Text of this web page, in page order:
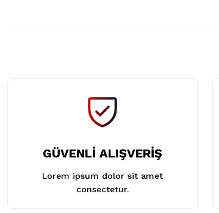
GÜVENLİ ALIŞVERİŞ
Lorem ipsum dolor sit amet
consectetur.